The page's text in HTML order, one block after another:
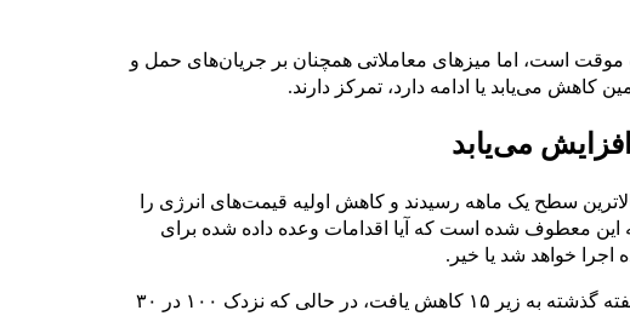
است، اما میزهای معاملاتی همچنان بر جریان‌های حمل و
کاهش می‌یابد یا ادامه دارد، تمرکز دارند.
می‌یابد
سطح یک ماهه رسیدند و کاهش اولیه قیمت‌های انرژی را
این معطوف شده است که آیا اقدامات وعده داده شده برای
اجرا خواهد شد یا خیر.
شاخص نوسانات CBOE برای اولین بار در سه هفته گذشته به زیر ۱۵ کاهش یافت، در حالی که نزدک ۱۰۰ در ۳۰